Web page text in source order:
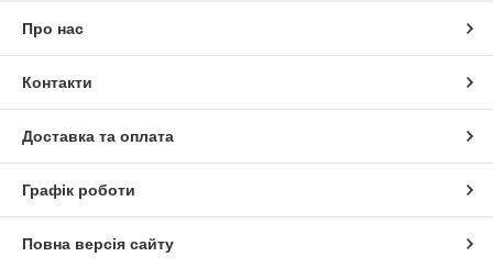
Про нас
Контакти
Доставка та оплата
Графік роботи
Повна версія сайту